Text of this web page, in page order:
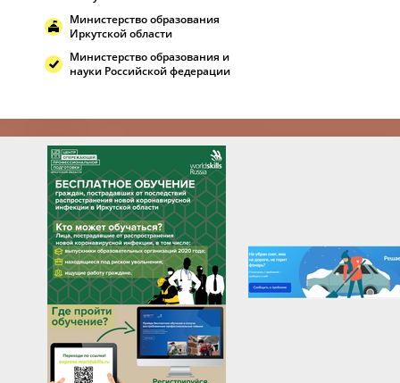
Министерство образования
Иркутской области
Министерство образования и
науки Российской федерации